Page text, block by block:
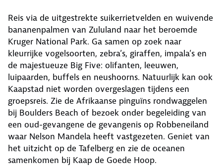
Reis via de uitgestrekte suikerrietvelden en wuivende
bananenpalmen van Zululand naar het beroemde
Kruger National Park. Ga samen op zoek naar
kleurrijke vogelsoorten, zebra’s, giraffen, impala’s en
de majestueuze Big Five: olifanten, leeuwen,
luipaarden, buffels en neushoorns. Natuurlijk kan ook
Kaapstad niet worden overgeslagen tijdens een
groepsreis. Zie de Afrikaanse pinguïns rondwaggelen
bij Boulders Beach of bezoek onder begeleiding van
een oud-gevangene de gevangenis op Robbeneiland
waar Nelson Mandela heeft vastgezeten. Geniet van
het uitzicht op de Tafelberg en zie de oceanen
samenkomen bij Kaap de Goede Hoop.